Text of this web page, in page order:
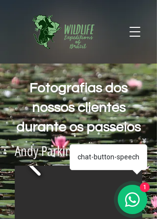
Fotografias dos
nossos clientes
durante os passeios
Andy Parkinsonchat-button-speech
1